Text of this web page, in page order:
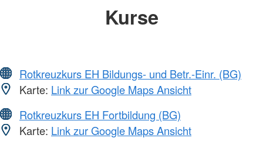
Kurse
Rotkreuzkurs EH Bildungs- und Betr.-Einr. (BG)
Karte: Link zur Google Maps Ansicht
Rotkreuzkurs EH Fortbildung (BG)
Karte: Link zur Google Maps Ansicht